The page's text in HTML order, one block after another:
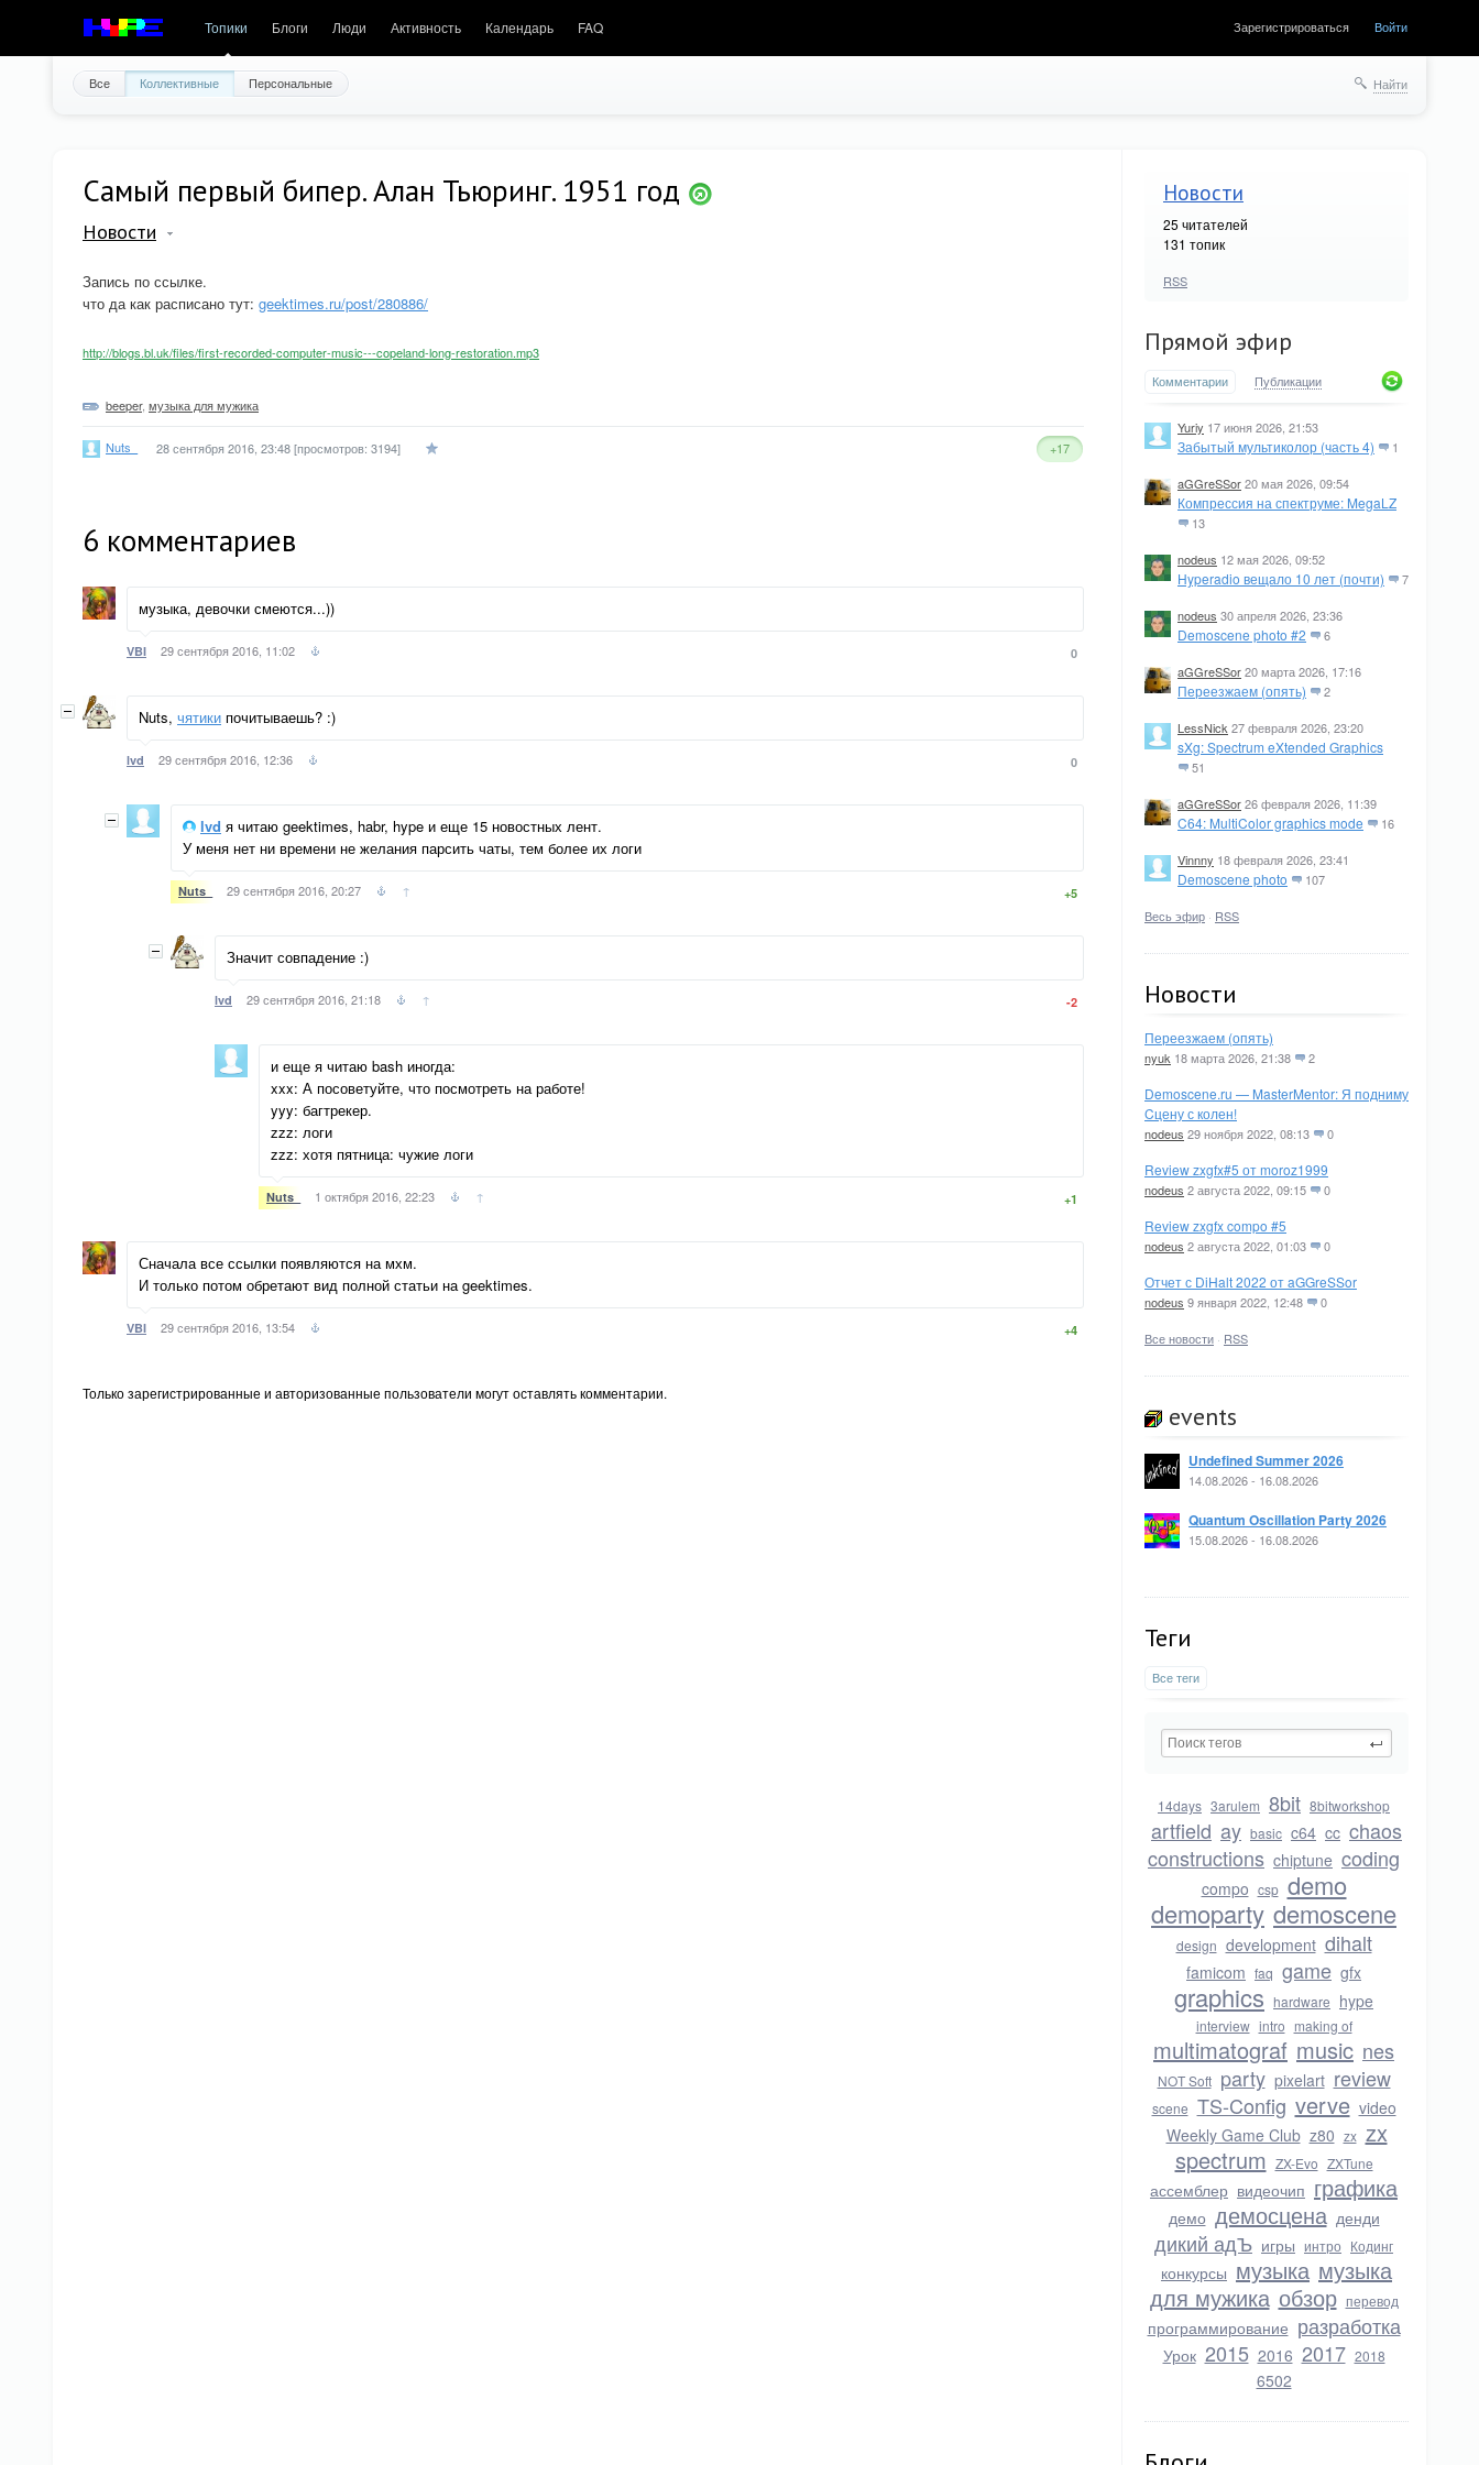
Топики Блоги Люди Активность Календарь FAQ Зарегистрироваться Войти
Все Коллективные Персональные Найти
Новости
25 читателей
131 топик
RSS
Прямой эфир
Комментарии Публикации
Yuriy 17 июня 2026, 21:53
Забытый мультиколор (часть 4) 1
aGGreSSor20 мая 2026, 09:54
Компрессия на спектруме: MegaLZ
13
nodeus 12 мая 2026, 09:52
Hyperadio вещало 10 лет (почти) 7
nodeus 30 апреля 2026, 23:36
Demoscene photo #2 6
aGGreSSor20 марта 2026, 17:16
Переезжаем (опять) 2
LessNick 27 февраля 2026, 23:20
sXg: Spectrum eXtended Graphics
51
aGGreSSor26 февраля 2026, 11:39
C64: MultiColor graphics mode 16
Vinnny 18 февраля 2026, 23:41
Demoscene photo 107
Весь эфир · RSS
Новости
Переезжаем (опять)
nyuk 18 марта 2026, 21:38 2
Demoscene.ru — MasterMentor: Я подниму
Cцену с колен!
nodeus 29 ноября 2022, 08:13 0
Review zxgfx#5 от moroz1999
nodeus 2 августа 2022, 09:15 0
Review zxgfx compo #5
nodeus 2 августа 2022, 01:03 0
Отчет с DiHalt 2022 от aGGreSSor
nodeus 9 января 2022, 12:48 0
Все новости · RSS
events
Undefined Summer 2026
14.08.2026 - 16.08.2026
Quantum Oscillation Party 2026
15.08.2026 - 16.08.2026
Теги
Все теги
14days 3arulem 8bit 8bitworkshop
artfield ay basic c64 cc chaos
constructions chiptune coding
compo csp demo
demoparty demoscene
design development dihalt
famicom faq game gfx
graphics hardware hype
interview intro making of
multimatograf music nes
NOT Soft party pixelart review
scene TS-Config verve video
Weekly Game Club z80 zx zx
spectrum ZX-Evo ZXTune
ассемблер видеочип графика
демо демосцена денди
дикий адЪ игры интро Кодинг
конкурсы музыка музыка
для мужика обзор перевод
программирование разработка
Урок 2015 2016 2017 2018
6502
Самый первый бипер. Алан Тьюринг. 1951 год
Новости
Запись по ссылке.
что да как расписано тут: geektimes.ru/post/280886/
http://blogs.bl.uk/files/first-recorded-computer-music---copeland-long-restoration.mp3
beeper, музыка для мужика
Nuts_ 28 сентября 2016, 23:48[просмотров: 3194] +17
6 комментариев
музыка, девочки смеются...))
VBI 29 сентября 2016, 11:02 0
Nuts, чятики почитываешь? :)
lvd 29 сентября 2016, 12:36 0
lvd я читаю geektimes, habr, hype и еще 15 новостных лент.
У меня нет ни времени не желания парсить чаты, тем более их логи
Nuts_ 29 сентября 2016, 20:27 +5
↑
Значит совпадение :)
lvd 29 сентября 2016, 21:18 -2
↑
и еще я читаю bash иногда:
xxx: А посоветуйте, что посмотреть на работе!
yyy: багтрекер.
zzz: логи
zzz: хотя пятница: чужие логи
Nuts_ 1 октября 2016, 22:23 +1
↑
Сначала все ссылки появляются на мхм.
И только потом обретают вид полной статьи на geektimes.
VBI 29 сентября 2016, 13:54 +4
Только зарегистрированные и авторизованные пользователи могут оставлять комментарии.